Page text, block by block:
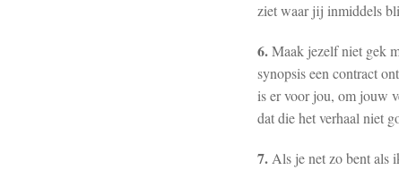
ziet waar jij inmiddels
6.Maak jezelf niet gek
synopsis een contract
is er voor jou, om jouw
dat die het verhaal niet
7. Als je net zo bent als